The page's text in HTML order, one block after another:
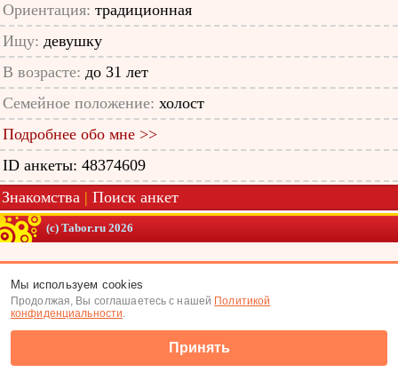
Ориентация: традиционная
Ищу: девушку
В возрасте: до 31 лет
Семейное положение: холост
Подробнее обо мне >>
ID анкеты: 48374609
Знакомства | Поиск анкет
(c) Tabor.ru 2026
Мы используем cookies
Продолжая, Вы соглашаетесь с нашей Политикой
конфиденциальности.
Принять